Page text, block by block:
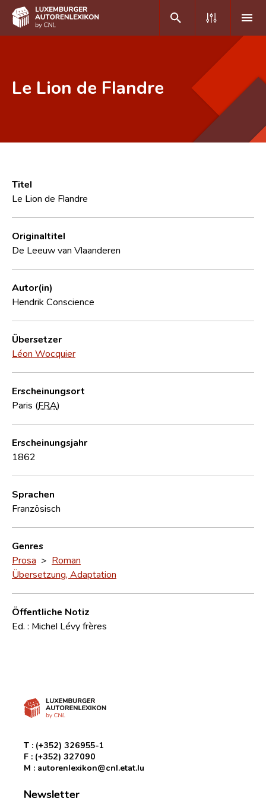
Häufige Fragen und Antworten
CNL
Forschungsgruppe
Kontakt
Le Lion de Flandre
Titel
Le Lion de Flandre
Originaltitel
De Leeuw van Vlaanderen
Autor(in)
Hendrik Conscience
Übersetzer
Léon Wocquier
Erscheinungsort
Paris (FRA)
Erscheinungsjahr
1862
Sprachen
Französisch
Genres
Prosa > Roman
Übersetzung, Adaptation
Öffentliche Notiz
Ed. : Michel Lévy frères
T : (+352) 326955-1
F : (+352) 327090
M : autorenlexikon@cnl.etat.lu
Newsletter